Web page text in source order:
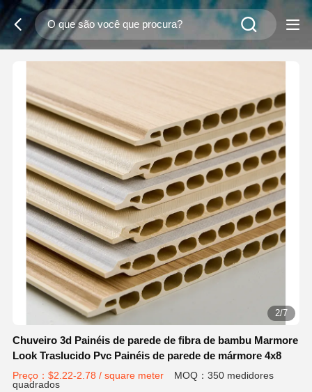
2/7
Chuveiro 3d Painéis de parede de fibra de bambu Marmore
Look Traslucido Pvc Painéis de parede de mármore 4x8
Preço：$2.22-2.78 / square meter
MOQ：350 medidores
quadrados